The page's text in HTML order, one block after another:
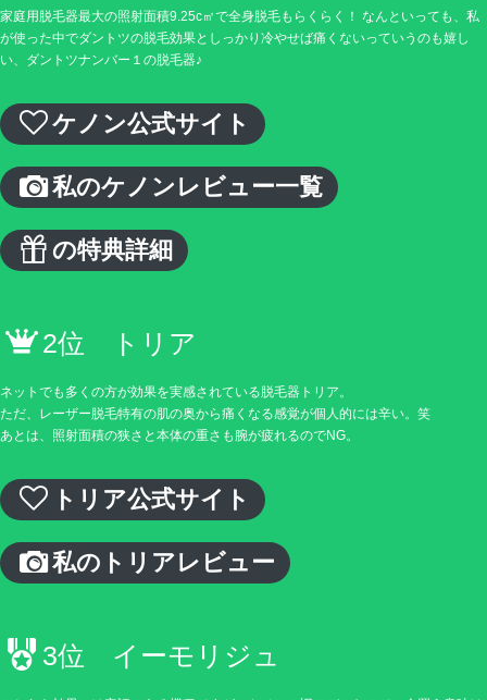
家庭用脱毛器最大の照射面積9.25c㎡で全身脱毛もらくらく！ なんといっても、私
が使った中でダントツの脱毛効果としっかり冷やせば痛くないっていうのも嬉し
い、ダントツナンバー１の脱毛器♪
ケノン公式サイト
私のケノンレビュー一覧
の特典詳細
2位 トリア
ネットでも多くの方が効果を実感されている脱毛器トリア。
ただ、レーザー脱毛特有の肌の奥から痛くなる感覚が個人的には辛い。笑
あとは、照射面積の狭さと本体の重さも腕が疲れるのでNG。
トリア公式サイト
私のトリアレビュー
3位 イーモリジュ